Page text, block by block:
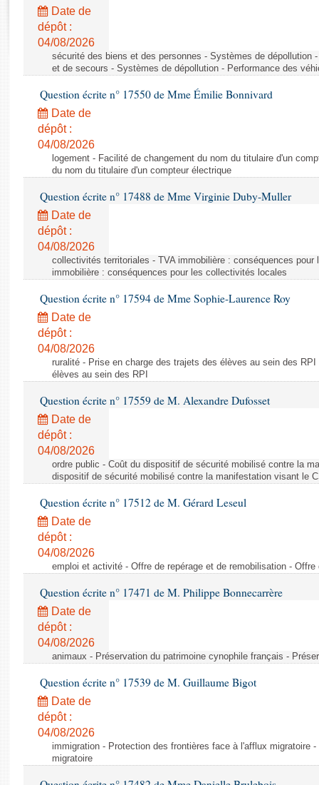
Rapports législatifs
Rapports sur l'application des lois
Baromètre de l’application des lois
Dossiers législatifs
Budget et sécurité sociale
Questions écrites et orales
Comptes rendus des débats
Date de
dépôt :
04/08/2026
sécurité des biens et des personnes - Systèmes de dépollution
et de secours - Systèmes de dépollution - Performance des
Question écrite n° 17550 de Mme Émilie Bonnivard
Date de
dépôt :
04/08/2026
logement - Facilité de changement du nom du titulaire d'un
du nom du titulaire d'un compteur électrique
Question écrite n° 17488 de Mme Virginie Duby-Muller
Date de
dépôt :
04/08/2026
collectivités territoriales - TVA immobilière : conséquences
immobilière : conséquences pour les collectivités locales
Question écrite n° 17594 de Mme Sophie-Laurence Roy
Date de
dépôt :
04/08/2026
ruralité - Prise en charge des trajets des élèves au sein des
élèves au sein des RPI
Question écrite n° 17559 de M. Alexandre Dufosset
Date de
dépôt :
04/08/2026
ordre public - Coût du dispositif de sécurité mobilisé contre la
dispositif de sécurité mobilisé contre la manifestation visant le
Question écrite n° 17512 de M. Gérard Leseul
Date de
dépôt :
04/08/2026
emploi et activité - Offre de repérage et de remobilisation -
Question écrite n° 17471 de M. Philippe Bonnecarrère
Date de
dépôt :
04/08/2026
animaux - Préservation du patrimoine cynophile français -
Question écrite n° 17539 de M. Guillaume Bigot
Date de
dépôt :
04/08/2026
immigration - Protection des frontières face à l'afflux migratoire
migratoire